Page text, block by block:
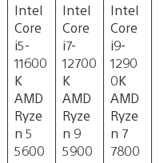
Intel
Core
i5-
11600
K
AMD
Ryze
n 5
5600
Intel
Core
i7-
12700
K
AMD
Ryze
n 9
5900
Intel
Core
i9-
1290
0K
AMD
Ryze
n 7
7800